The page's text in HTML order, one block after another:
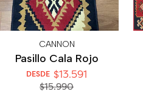
CANNON
Pasillo Cala Rojo
DESDE $13.591
$15.990